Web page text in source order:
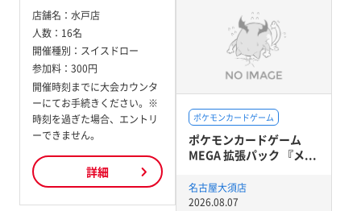
店舗名： 水戸店
人数： 16名
開催種別： スイスドロー
参加料： 300円
開催時刻までに大会カウンタ
ーにてお手続きください。※
時刻を過ぎた場合、エントリ
ーできません。
詳細
ポケモンカードゲーム
ポケモンカードゲーム
MEGA 拡張パック 『メ...
名古屋大須店
2026.08.07